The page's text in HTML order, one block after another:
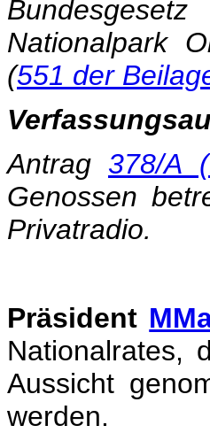
Nationalpark
(551 der
Antrag 378/A
Genossen
Privatradio.
Präsident
Nationalrates,
Aussicht
werden.